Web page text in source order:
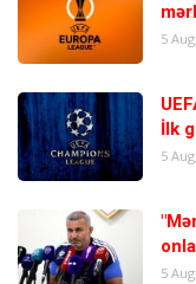
5
İlk
5
5